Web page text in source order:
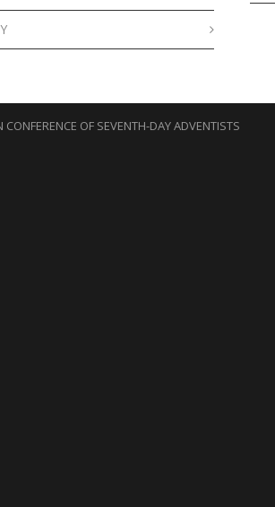
OF SEVENTH-DAY ADVENTISTS